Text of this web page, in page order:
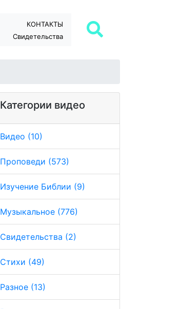
КОНТАКТЫ
Свидетельства
Категории видео
Видео (10)
Проповеди (573)
Изучение Библии (9)
Музыкальное (776)
Свидетельства (2)
Стихи (49)
Разное (13)